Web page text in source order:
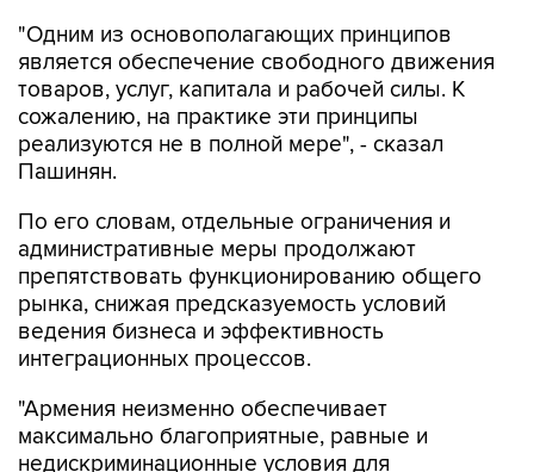
"Одним из основополагающих принципов
является обеспечение свободного движения
товаров, услуг, капитала и рабочей силы. К
сожалению, на практике эти принципы
реализуются не в полной мере", - сказал
Пашинян.
По его словам, отдельные ограничения и
административные меры продолжают
препятствовать функционированию общего
рынка, снижая предсказуемость условий
ведения бизнеса и эффективность
интеграционных процессов.
"Армения неизменно обеспечивает
максимально благоприятные, равные и
недискриминационные условия для